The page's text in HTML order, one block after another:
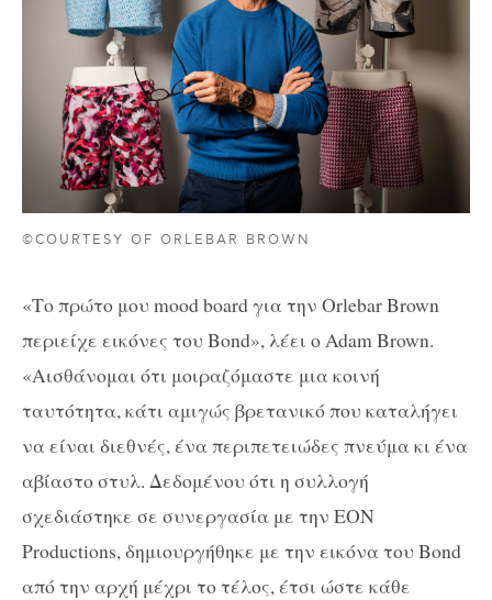
©COURTESY OF ORLEBAR BROWN
«Το πρώτο μου mood board για την Orlebar Brown
περιείχε εικόνες του Bond», λέει ο Adam Brown.
«Αισθάνομαι ότι μοιραζόμαστε μια κοινή
ταυτότητα, κάτι αμιγώς βρετανικό που καταλήγει
να είναι διεθνές, ένα περιπετειώδες πνεύμα κι ένα
αβίαστο στυλ. Δεδομένου ότι η συλλογή
σχεδιάστηκε σε συνεργασία με την EON
Productions, δημιουργήθηκε με την εικόνα του Bond
από την αρχή μέχρι το τέλος, έτσι ώστε κάθε